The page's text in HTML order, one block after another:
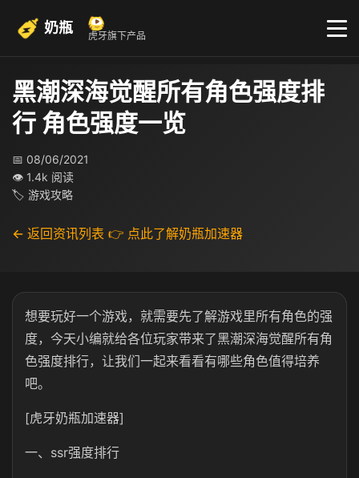
奶瓶 虎牙旗下产品
黑潮深海觉醒所有角色强度排
行 角色强度一览
📅 08/06/2021
👁 1.4k 阅读
🏷 游戏攻略
← 返回资讯列表 👉 点此了解奶瓶加速器
想要玩好一个游戏，就需要先了解游戏里所有角色的强
度，今天小编就给各位玩家带来了黑潮深海觉醒所有角
色强度排行，让我们一起来看看有哪些角色值得培养
吧。
[虎牙奶瓶加速器]
一、ssr强度排行